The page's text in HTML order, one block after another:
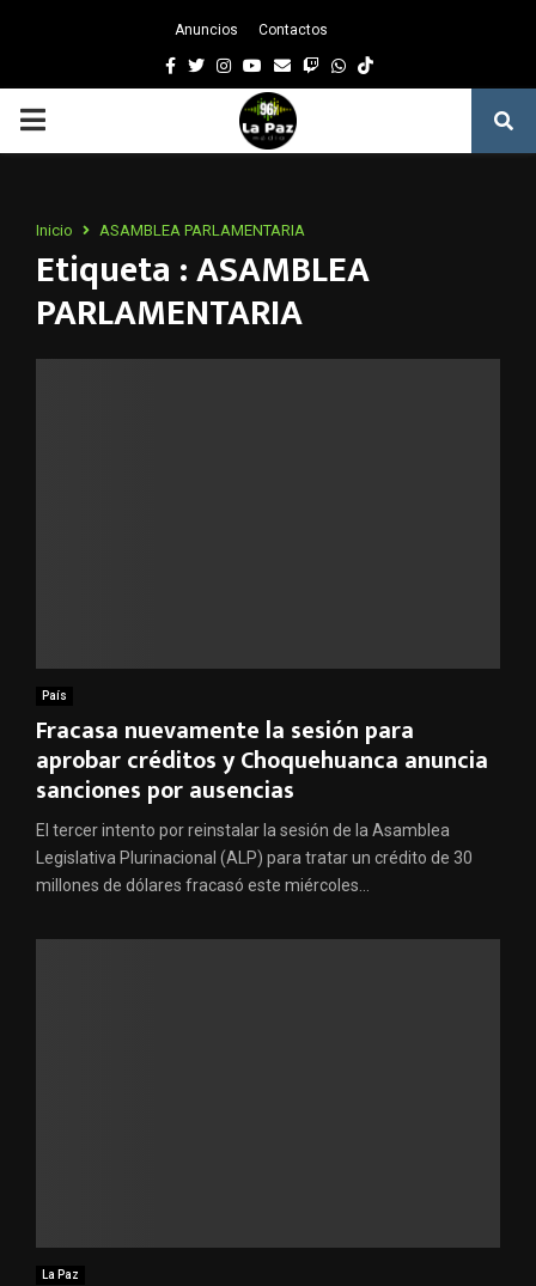
Anuncios Contactos
Facebook
TwitterInstagram
Youtube
EmailTwitchWhatsapp
PRIMARY
Inicio ASAMBLEA PARLAMENTARIA
Etiqueta : ASAMBLEA
PARLAMENTARIA
País
Fracasa nuevamente la sesión para
aprobar créditos y Choquehuanca anuncia
sanciones por ausencias
El tercer intento por reinstalar la sesión de la Asamblea
Legislativa Plurinacional (ALP) para tratar un crédito de 30
millones de dólares fracasó este miércoles...
La Paz